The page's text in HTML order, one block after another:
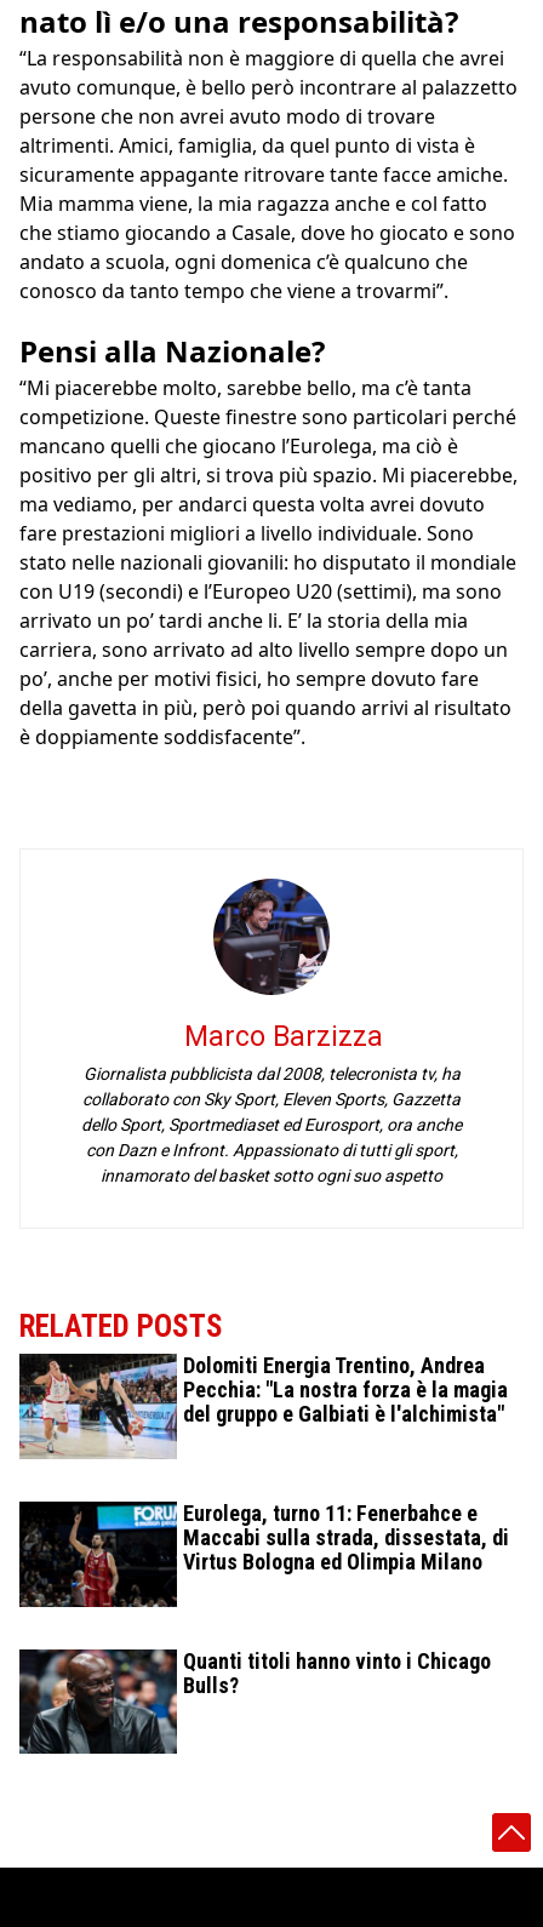
nato lì e/o una responsabilità?
“La responsabilità non è maggiore di quella che avrei
avuto comunque, è bello però incontrare al palazzetto
persone che non avrei avuto modo di trovare
altrimenti. Amici, famiglia, da quel punto di vista è
sicuramente appagante ritrovare tante facce amiche.
Mia mamma viene, la mia ragazza anche e col fatto
che stiamo giocando a Casale, dove ho giocato e sono
andato a scuola, ogni domenica c’è qualcuno che
conosco da tanto tempo che viene a trovarmi”.
Pensi alla Nazionale?
“Mi piacerebbe molto, sarebbe bello, ma c’è tanta
competizione. Queste finestre sono particolari perché
mancano quelli che giocano l’Eurolega, ma ciò è
positivo per gli altri, si trova più spazio. Mi piacerebbe,
ma vediamo, per andarci questa volta avrei dovuto
fare prestazioni migliori a livello individuale. Sono
stato nelle nazionali giovanili: ho disputato il mondiale
con U19 (secondi) e l’Europeo U20 (settimi), ma sono
arrivato un po’ tardi anche li. E’ la storia della mia
carriera, sono arrivato ad alto livello sempre dopo un
po’, anche per motivi fisici, ho sempre dovuto fare
della gavetta in più, però poi quando arrivi al risultato
è doppiamente soddisfacente”.
Marco Barzizza
Giornalista pubblicista dal 2008, telecronista tv, ha
collaborato con Sky Sport, Eleven Sports, Gazzetta
dello Sport, Sportmediaset ed Eurosport, ora anche
con Dazn e Infront. Appassionato di tutti gli sport,
innamorato del basket sotto ogni suo aspetto
RELATED POSTS
Dolomiti Energia Trentino, Andrea
Pecchia: "La nostra forza è la magia
del gruppo e Galbiati è l'alchimista"
Eurolega, turno 11: Fenerbahce e
Maccabi sulla strada, dissestata, di
Virtus Bologna ed Olimpia Milano
Quanti titoli hanno vinto i Chicago
Bulls?